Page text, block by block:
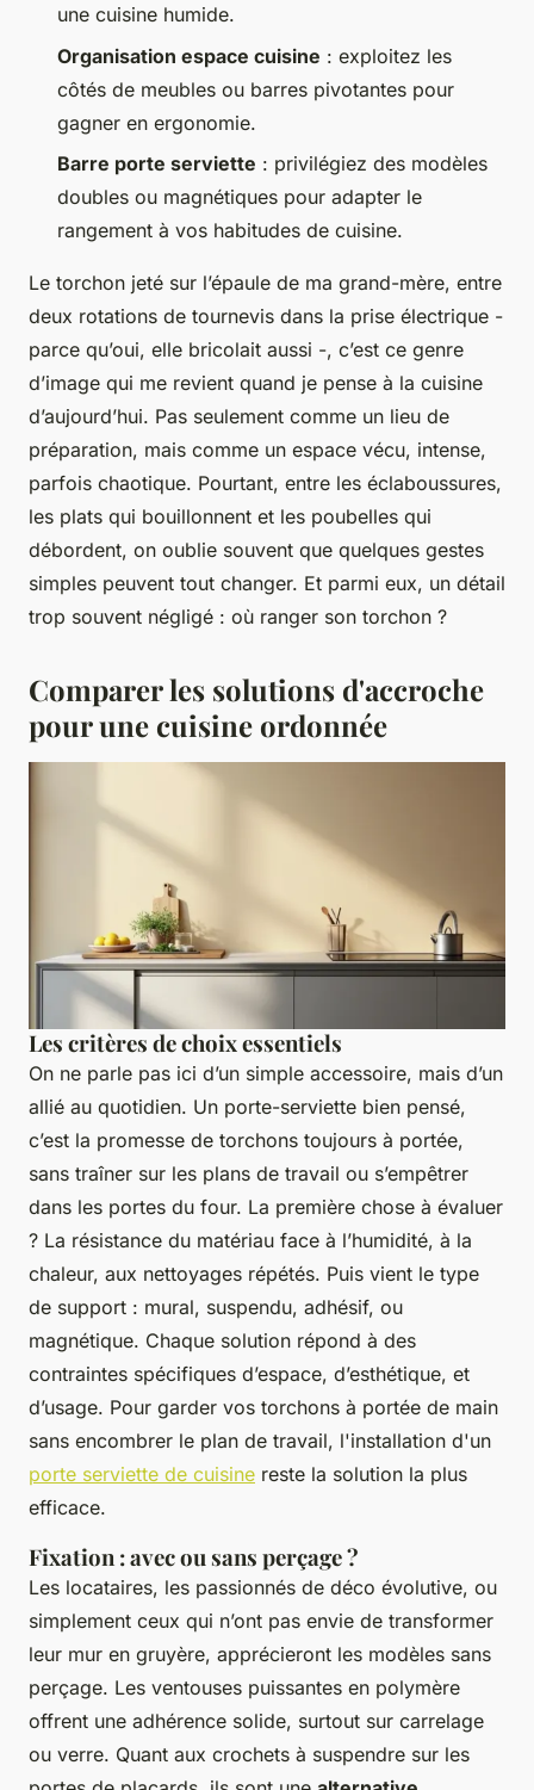
une cuisine humide.
Organisation espace cuisine : exploitez les
côtés de meubles ou barres pivotantes pour
gagner en ergonomie.
Barre porte serviette : privilégiez des modèles
doubles ou magnétiques pour adapter le
rangement à vos habitudes de cuisine.
Le torchon jeté sur l’épaule de ma grand-mère, entre
deux rotations de tournevis dans la prise électrique -
parce qu’oui, elle bricolait aussi -, c’est ce genre
d’image qui me revient quand je pense à la cuisine
d’aujourd’hui. Pas seulement comme un lieu de
préparation, mais comme un espace vécu, intense,
parfois chaotique. Pourtant, entre les éclaboussures,
les plats qui bouillonnent et les poubelles qui
débordent, on oublie souvent que quelques gestes
simples peuvent tout changer. Et parmi eux, un détail
trop souvent négligé : où ranger son torchon ?
Comparer les solutions d'accroche
pour une cuisine ordonnée
Les critères de choix essentiels
On ne parle pas ici d’un simple accessoire, mais d’un
allié au quotidien. Un porte-serviette bien pensé,
c’est la promesse de torchons toujours à portée,
sans traîner sur les plans de travail ou s’empêtrer
dans les portes du four. La première chose à évaluer
? La résistance du matériau face à l’humidité, à la
chaleur, aux nettoyages répétés. Puis vient le type
de support : mural, suspendu, adhésif, ou
magnétique. Chaque solution répond à des
contraintes spécifiques d’espace, d’esthétique, et
d’usage. Pour garder vos torchons à portée de main
sans encombrer le plan de travail, l'installation d'un
porte serviette de cuisine reste la solution la plus
efficace.
Fixation : avec ou sans perçage ?
Les locataires, les passionnés de déco évolutive, ou
simplement ceux qui n’ont pas envie de transformer
leur mur en gruyère, apprécieront les modèles sans
perçage. Les ventouses puissantes en polymère
offrent une adhérence solide, surtout sur carrelage
ou verre. Quant aux crochets à suspendre sur les